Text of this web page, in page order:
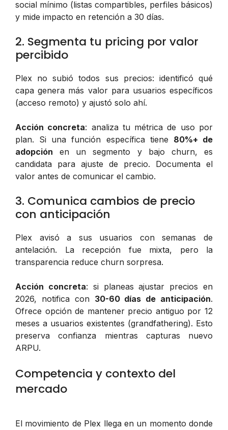
social mínimo (listas compartibles, perfiles básicos)
y mide impacto en retención a 30 días.
2. Segmenta tu pricing por valor
percibido
Plex no subió todos sus precios: identificó qué
capa genera más valor para usuarios específicos
(acceso remoto) y ajustó solo ahí.
Acción concreta: analiza tu métrica de uso por
plan. Si una función específica tiene 80%+ de
adopción en un segmento y bajo churn, es
candidata para ajuste de precio. Documenta el
valor antes de comunicar el cambio.
3. Comunica cambios de precio
con anticipación
Plex avisó a sus usuarios con semanas de
antelación. La recepción fue mixta, pero la
transparencia reduce churn sorpresa.
Acción concreta: si planeas ajustar precios en
2026, notifica con 30-60 días de anticipación.
Ofrece opción de mantener precio antiguo por 12
meses a usuarios existentes (grandfathering). Esto
preserva confianza mientras capturas nuevo
ARPU.
Competencia y contexto del
mercado
El movimiento de Plex llega en un momento donde